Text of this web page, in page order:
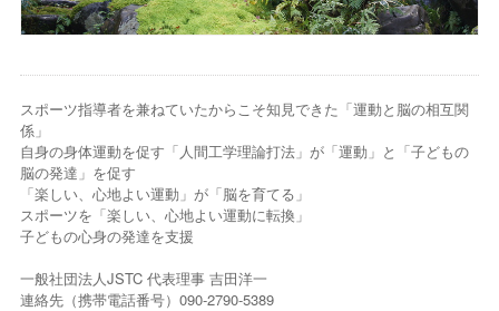
スポーツ指導者を兼ねていたからこそ知見できた「運動と脳の相互関
係」
自身の身体運動を促す「人間工学理論打法」が「運動」と「子どもの
脳の発達」を促す
「楽しい、心地よい運動」が「脳を育てる」
スポーツを「楽しい、心地よい運動に転換」
子どもの心身の発達を支援
一般社団法人JSTC 代表理事 吉田洋一
連絡先（携帯電話番号）090-2790-5389